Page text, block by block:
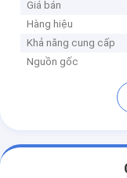
Giá bán
Hàng hiệu
Khả năng cung cấp
Nguồn gốc